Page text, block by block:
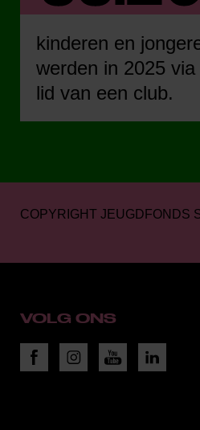
kinderen en
werden in 2025 via
lid van een club.
COPYRIGHT JEUGDFONDS
VOLG ONS